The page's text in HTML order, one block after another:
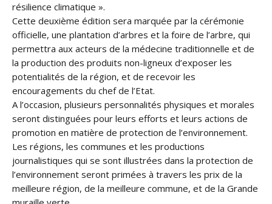
résilience climatique ».
Cette deuxième édition sera marquée par la cérémonie
officielle, une plantation d’arbres et la foire de l’arbre, qui
permettra aux acteurs de la médecine traditionnelle et de
la production des produits non-ligneux d’exposer les
potentialités de la région, et de recevoir les
encouragements du chef de l’Etat.
A l’occasion, plusieurs personnalités physiques et morales
seront distinguées pour leurs efforts et leurs actions de
promotion en matière de protection de l’environnement.
Les régions, les communes et les productions
journalistiques qui se sont illustrées dans la protection de
l’environnement seront primées à travers les prix de la
meilleure région, de la meilleure commune, et de la Grande